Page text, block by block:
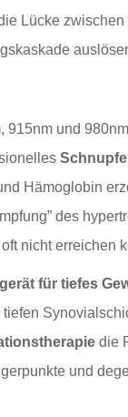
Lücke
und
Hämoglobin
des
nicht erreichen
für tiefes
die
und